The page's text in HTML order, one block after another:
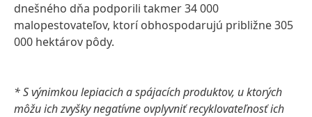
dnešného dňa podporili takmer 34 000
malopestovateľov, ktorí obhospodarujú približne 305
000 hektárov pôdy.
* S výnimkou lepiacich a spájacích produktov, u ktorých
môžu ich zvyšky negatívne ovplyvniť recyklovateľnosť ich